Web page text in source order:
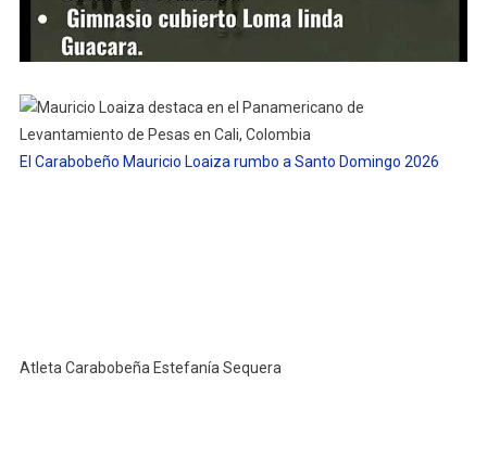
El Carabobeño Mauricio Loaiza rumbo a Santo Domingo 2026
Atleta Carabobeña Estefanía Sequera